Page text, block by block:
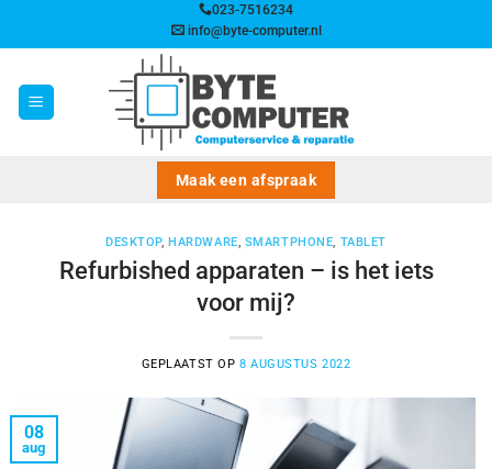
023-7516234
info@byte-computer.nl
Maak een afspraak
DESKTOP,HARDWARE, SMARTPHONE, TABLET
Refurbished apparaten – is het iets
voor mij?
GEPLAATST OP 8 AUGUSTUS 2022
08
aug